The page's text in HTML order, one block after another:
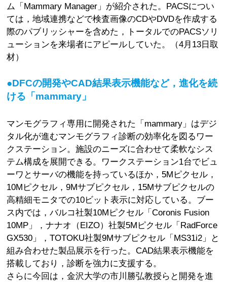
ム「Mammary Manager」が紹介された。PACSについ
ては，地域連携などで検査画像のCDやDVDを作成する
際のパブリッシャーを含めた，トータルでのPACSソリ
ューションを来場者にアピールしていた。（4月13日取
材）
●DFCの開発やCAD結果表示機能など，進化を続
ける「mammary」
マンモグラフィ専用に開発された「mammary」はデジ
タル化が進むマンモグラフィ診断の効率化を図るワー
クステーション。施設のニーズに合わせて柔軟なシス
テム構成を展開できる。ワークステーション1台でビュ
ーワとサーバの機能を持っているほか，5Mピクセル，
10Mピクセル，9Mサブピクセル，15Mサブピクセルの
高精細モニタでの10ビット表示に対応している。ブー
ス内では，バルコ社製10Mピクセル「Coronis Fusion
10MP」，ナナオ（EIZO）社製5Mピクセル「RadForce
GX530」，TOTOKU社製9Mサブピクセル「MS31i2」と
組み合わせた製品展示を行った。CAD結果表示機能を
搭載しており，診断を強力に支援する。
さらに今回は，金沢大学の市川勝弘教授らと開発を進